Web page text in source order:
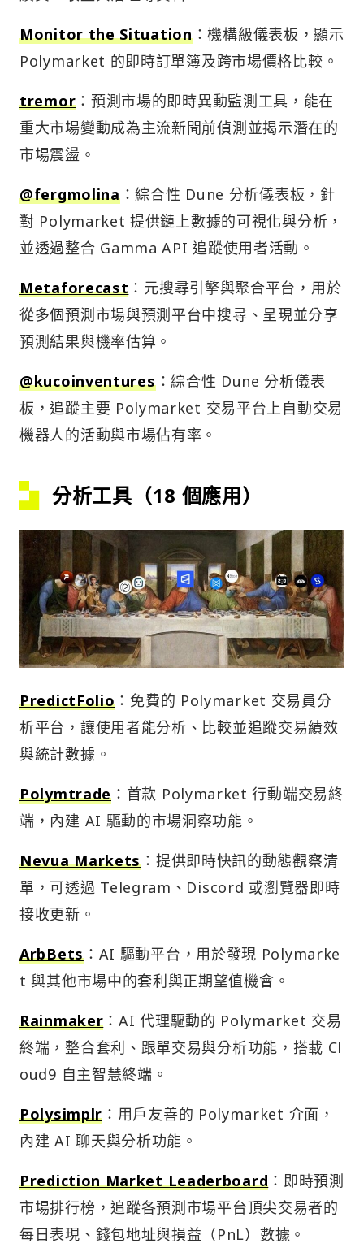
Monitor the Situation：機構級儀表板，顯示
Polymarket 的即時訂單簿及跨市場價格比較。
tremor ：預測市場的即時異動監測工具，能在
重大市場變動成為主流新聞前偵測並揭示潛在的
市場震盪。
@fergmolina：綜合性 Dune 分析儀表板，針
對 Polymarket 提供鏈上數據的可視化與分析，
並透過整合 Gamma API 追蹤使用者活動。
Metaforecast ：元搜尋引擎與聚合平台，用於
從多個預測市場與預測平台中搜尋、呈現並分享
預測結果與機率估算。
@kucoinventures：綜合性 Dune 分析儀表
板，追蹤主要 Polymarket 交易平台上自動交易
機器人的活動與市場佔有率。
分析工具（18 個應用）
PredictFolio ：免費的 Polymarket 交易員分
析平台，讓使用者能分析、比較並追蹤交易績效
與統計數據。
Polymtrade ：首款 Polymarket 行動端交易終
端，內建 AI 驅動的市場洞察功能。
Nevua Markets ：提供即時快訊的動態觀察清
單，可透過 Telegram、Discord 或瀏覽器即時
接收更新。
ArbBets：AI 驅動平台，用於發現 Polymarke
t 與其他市場中的套利與正期望值機會。
Rainmaker ：AI 代理驅動的 Polymarket 交易
終端，整合套利、跟單交易與分析功能，搭載 Cl
oud9 自主智慧終端。
Polysimplr ：用戶友善的 Polymarket 介面，
內建 AI 聊天與分析功能。
Prediction Market Leaderboard ：即時預測
市場排行榜，追蹤各預測市場平台頂尖交易者的
每日表現、錢包地址與損益（PnL）數據。